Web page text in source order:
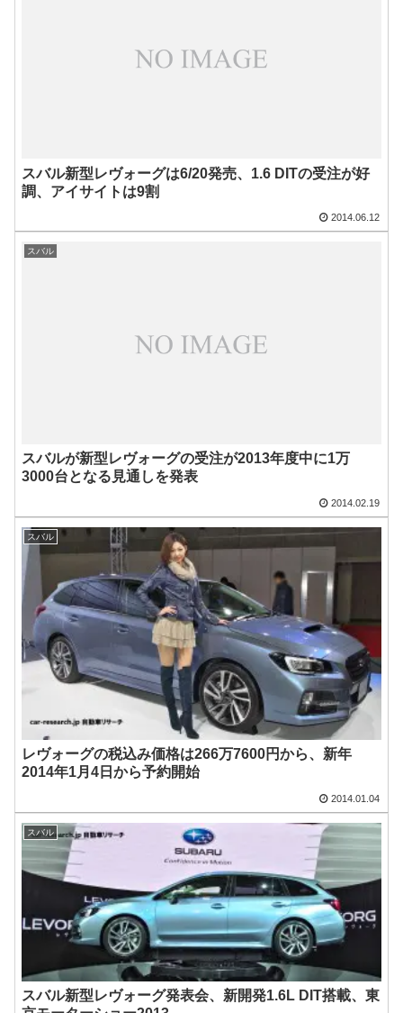
スバル新型レヴォーグは6/20発売、1.6 DITの受注が好
調、アイサイトは9割
2014.06.12
スバル
スバルが新型レヴォーグの受注が2013年度中に1万
3000台となる見通しを発表
2014.02.19
スバル
レヴォーグの税込み価格は266万7600円から、新年
2014年1月4日から予約開始
2014.01.04
スバル
スバル新型レヴォーグ発表会、新開発1.6L DIT搭載、東